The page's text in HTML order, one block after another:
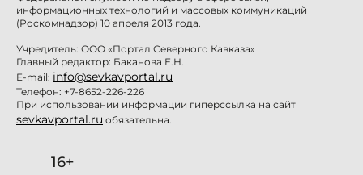
информационных технологий и массовых коммуникаций
(Роскомнадзор) 10 апреля 2013 года.
Учредитель: ООО «Портал Северного Кавказа»
Главный редактор: Баканова Е.Н.
E-mail: info@sevkavportal.ru
Телефон: +7-8652-226-226
При использовании информации гиперссылка на сайт
sevkavportal.ru обязательна.
16+